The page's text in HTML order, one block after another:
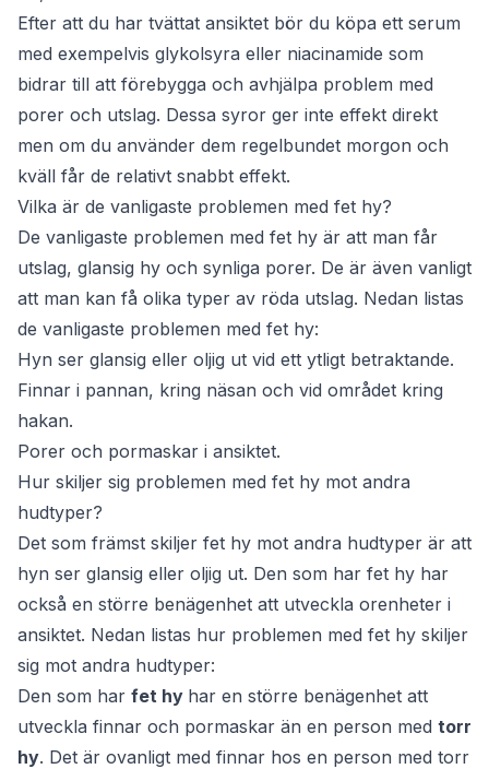
Efter att du har tvättat ansiktet bör du köpa ett serum
med exempelvis glykolsyra eller niacinamide som
bidrar till att förebygga och avhjälpa problem med
porer och utslag. Dessa syror ger inte effekt direkt
men om du använder dem regelbundet morgon och
kväll får de relativt snabbt effekt.
Vilka är de vanligaste problemen med fet hy?
De vanligaste problemen med fet hy är att man får
utslag, glansig hy och synliga porer. De är även vanligt
att man kan få olika typer av röda utslag. Nedan listas
de vanligaste problemen med fet hy:
Hyn ser glansig eller oljig ut vid ett ytligt betraktande.
Finnar i pannan, kring näsan och vid området kring
hakan.
Porer och pormaskar i ansiktet.
Hur skiljer sig problemen med fet hy mot andra
hudtyper?
Det som främst skiljer fet hy mot andra hudtyper är att
hyn ser glansig eller oljig ut. Den som har fet hy har
också en större benägenhet att utveckla orenheter i
ansiktet. Nedan listas hur problemen med fet hy skiljer
sig mot andra hudtyper:
Den som har fet hy har en större benägenhet att
utveckla finnar och pormaskar än en person med torr
hy. Det är ovanligt med finnar hos en person med torr